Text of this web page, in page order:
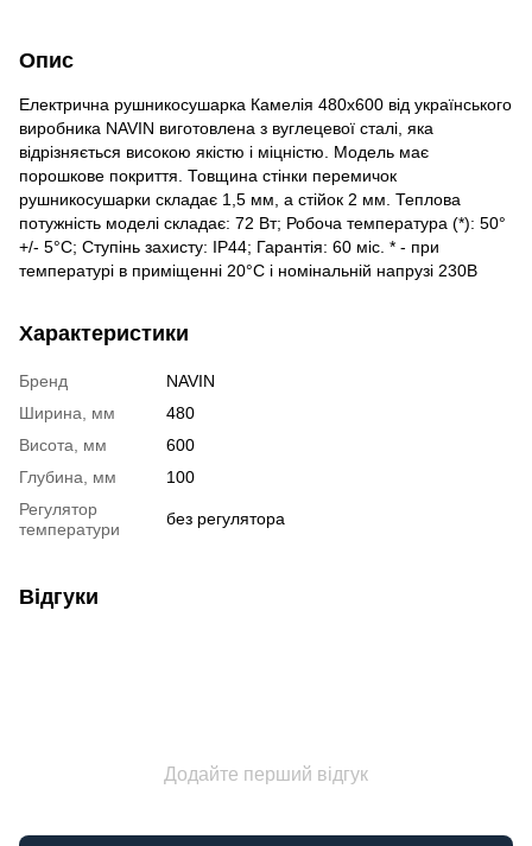
Опис
Електрична рушникосушарка Камелія 480х600 від українського
виробника NAVIN виготовлена з вуглецевої сталі, яка
відрізняється високою якістю і міцністю. Модель має
порошкове покриття. Товщина стінки перемичок
рушникосушарки складає 1,5 мм, а стійок 2 мм. Теплова
потужність моделі складає: 72 Вт; Робоча температура (*): 50°
+/- 5°C; Ступінь захисту: IP44; Гарантія: 60 міс. * - при
температурі в приміщенні 20°С і номінальній напрузі 230В
Характеристики
Бренд
NAVIN
Ширина, мм
480
Висота, мм
600
Глубина, мм
100
Регулятор
температури
без регулятора
Відгуки
Додайте перший відгук